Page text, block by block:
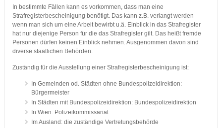
In bestimmte Fällen kann es vorkommen, dass man eine
Strafregisterbescheinigung benötigt. Das kann z.B. verlangt werden
wenn man sich um eine Arbeit bewirbt u.ä. Einblick in das Strafregister
hat nur diejenige Person für die das Strafregister gilt. Das heißt fremde
Personen dürfen keinen Einblick nehmen. Ausgenommen davon sind
diverse staatlichen Behörden.
Zuständig für die Ausstellung einer Strafregisterbescheinigung ist:
In Gemeinden od. Städten ohne Bundespolizeidirektion:
Bürgermeister
In Städten mit Bundespolizeidirektion: Bundespolizeidirektion
In Wien: Polizeikommissariat
Im Ausland: die zuständige Vertretungsbehörde